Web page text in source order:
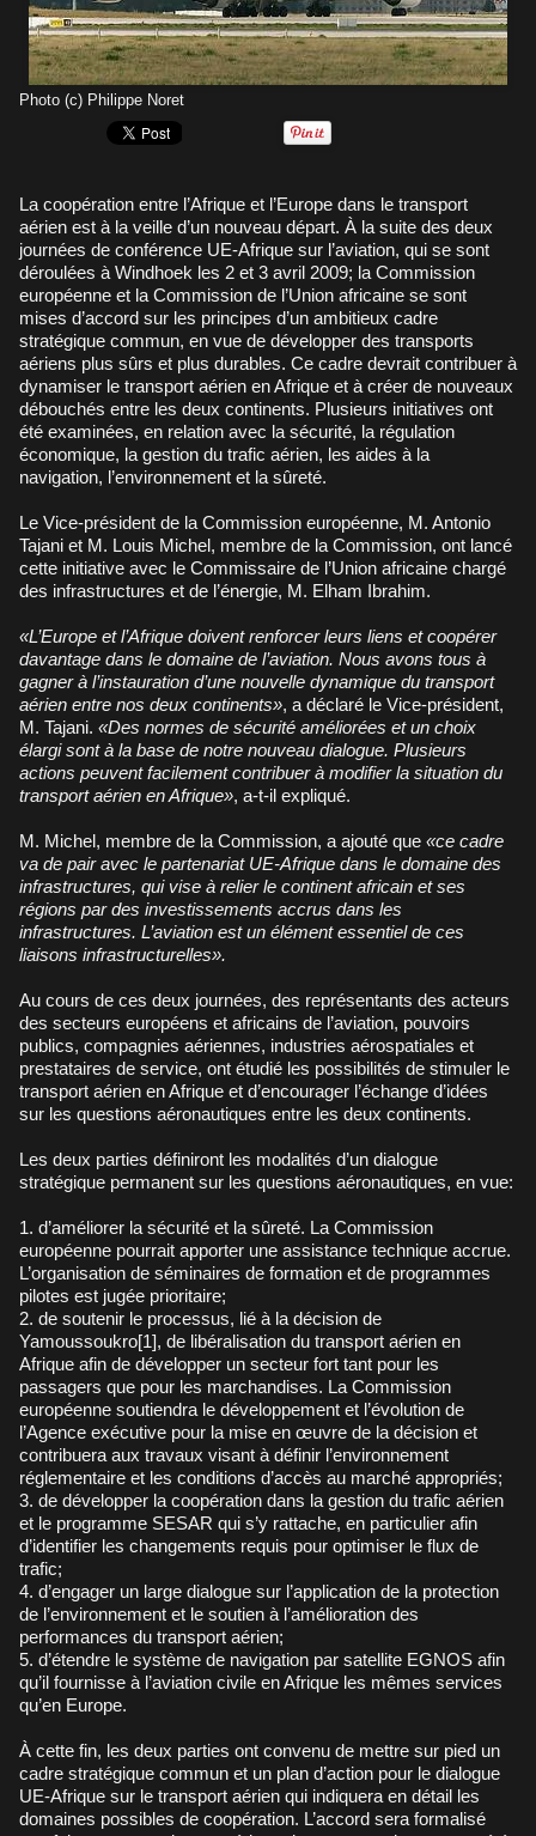
Photo (c) Philippe Noret
La coopération entre l’Afrique et l’Europe dans le transport
aérien est à la veille d’un nouveau départ. À la suite des deux
journées de conférence UE-Afrique sur l’aviation, qui se sont
déroulées à Windhoek les 2 et 3 avril 2009; la Commission
européenne et la Commission de l’Union africaine se sont
mises d’accord sur les principes d’un ambitieux cadre
stratégique commun, en vue de développer des transports
aériens plus sûrs et plus durables. Ce cadre devrait contribuer à
dynamiser le transport aérien en Afrique et à créer de nouveaux
débouchés entre les deux continents. Plusieurs initiatives ont
été examinées, en relation avec la sécurité, la régulation
économique, la gestion du trafic aérien, les aides à la
navigation, l’environnement et la sûreté.
Le Vice-président de la Commission européenne, M. Antonio
Tajani et M. Louis Michel, membre de la Commission, ont lancé
cette initiative avec le Commissaire de l’Union africaine chargé
des infrastructures et de l’énergie, M. Elham Ibrahim.
«L’Europe et l’Afrique doivent renforcer leurs liens et coopérer
davantage dans le domaine de l’aviation. Nous avons tous à
gagner à l’instauration d’une nouvelle dynamique du transport
aérien entre nos deux continents», a déclaré le Vice-président,
M. Tajani. «Des normes de sécurité améliorées et un choix
élargi sont à la base de notre nouveau dialogue. Plusieurs
actions peuvent facilement contribuer à modifier la situation du
transport aérien en Afrique», a-t-il expliqué.
M. Michel, membre de la Commission, a ajouté que «ce cadre
va de pair avec le partenariat UE-Afrique dans le domaine des
infrastructures, qui vise à relier le continent africain et ses
régions par des investissements accrus dans les
infrastructures. L’aviation est un élément essentiel de ces
liaisons infrastructurelles».
Au cours de ces deux journées, des représentants des acteurs
des secteurs européens et africains de l’aviation, pouvoirs
publics, compagnies aériennes, industries aérospatiales et
prestataires de service, ont étudié les possibilités de stimuler le
transport aérien en Afrique et d’encourager l’échange d’idées
sur les questions aéronautiques entre les deux continents.
Les deux parties définiront les modalités d’un dialogue
stratégique permanent sur les questions aéronautiques, en vue:
1. d’améliorer la sécurité et la sûreté. La Commission
européenne pourrait apporter une assistance technique accrue.
L’organisation de séminaires de formation et de programmes
pilotes est jugée prioritaire;
2. de soutenir le processus, lié à la décision de
Yamoussoukro[1], de libéralisation du transport aérien en
Afrique afin de développer un secteur fort tant pour les
passagers que pour les marchandises. La Commission
européenne soutiendra le développement et l’évolution de
l’Agence exécutive pour la mise en œuvre de la décision et
contribuera aux travaux visant à définir l’environnement
réglementaire et les conditions d’accès au marché appropriés;
3. de développer la coopération dans la gestion du trafic aérien
et le programme SESAR qui s’y rattache, en particulier afin
d’identifier les changements requis pour optimiser le flux de
trafic;
4. d’engager un large dialogue sur l’application de la protection
de l’environnement et le soutien à l’amélioration des
performances du transport aérien;
5. d’étendre le système de navigation par satellite EGNOS afin
qu’il fournisse à l’aviation civile en Afrique les mêmes services
qu’en Europe.
À cette fin, les deux parties ont convenu de mettre sur pied un
cadre stratégique commun et un plan d’action pour le dialogue
UE-Afrique sur le transport aérien qui indiquera en détail les
domaines possibles de coopération. L’accord sera formalisé